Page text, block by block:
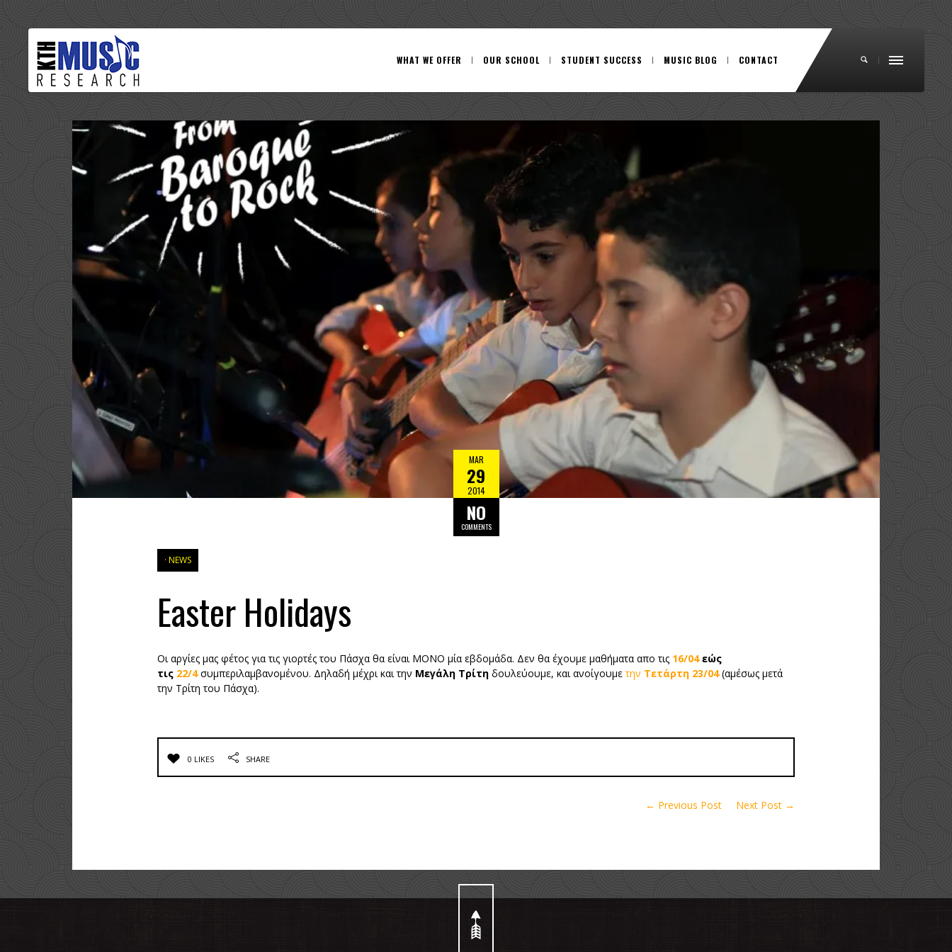
WHAT WE OFFER OUR SCHOOL STUDENT SUCCESS MUSIC BLOG CONTACT
MAR
29
2014
NO
COMMENTS
NEWS
Easter Holidays
Οι αργίες μας φέτος για τις γιορτές του Πάσχα θα είναι ΜΟΝΟ μία εβδομάδα. Δεν θα έχουμε μαθήματα απο τις 16/04εώς
τις 22/4συμπεριλαμβανομένου. Δηλαδή μέχρι και την Μεγάλη Τρίτη δουλεύουμε, και ανοίγουμετην Τετάρτη 23/04(αμέσως μετά
την Τρίτη του Πάσχα).
0 LIKES SHARE
← Previous Post Next Post →